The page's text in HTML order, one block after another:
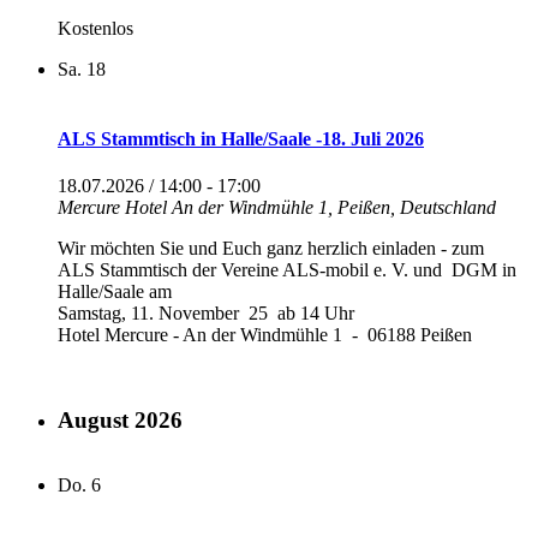
Kostenlos
Sa. 18
ALS Stammtisch in Halle/Saale -18. Juli 2026
18.07.2026 / 14:00 - 17:00
Mercure Hotel An der Windmühle 1, Peißen, Deutschland
Wir möchten Sie und Euch ganz herzlich einladen - zum
ALS Stammtisch der Vereine ALS-mobil e. V. und DGM in
Halle/Saale am
Samstag, 11. November 25 ab 14 Uhr
Hotel Mercure - An der Windmühle 1 - 06188 Peißen
August 2026
Do. 6